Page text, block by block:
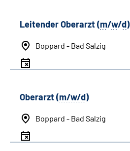
Leitender Oberarzt (m/w/d)
Boppard - Bad Salzig
Oberarzt (m/w/d)
Boppard - Bad Salzig